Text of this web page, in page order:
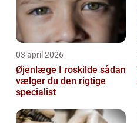
03 april 2026
Øjenlæge I roskilde sådan
vælger du den rigtige
specialist